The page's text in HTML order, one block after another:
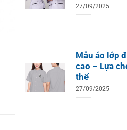
ÁO THUN ĐỒNG PHỤC
Áo Teambuilding Công Ty
Thủy Sản Biển Xanh
27/09/2025
Mẫu áo lớp
cao – Lựa
thể
27/09/2025